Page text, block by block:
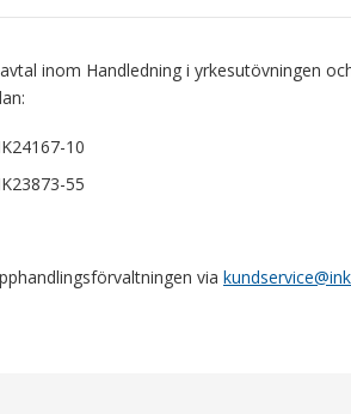
inom Handledning i yrkesutövningen
10
55
via